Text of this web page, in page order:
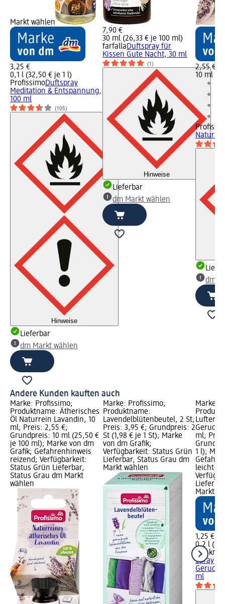
Markt wählen
3,25 €
0,1 l (32,50 € je 1 l)
ProfissimoDuftspray
Meditation & Entspannung,
100 ml
(105)
Hinweise
Lieferbar
dm Markt wählen
7,90 €
30 ml (26,33 € je 100 ml)
farfallaDuftspray für
Kissen Gute Nacht, 30 ml
(1)
Hinweise
Lieferbar
dm Markt wählen
2,55 €
10 ml
dm
Andere Kunden kauften auch
Marke: Profissimo;
Produktname: Ätherisches
Öl Naturrein Lavandin, 10
ml; Preis: 2,55 €;
Grundpreis: 10 ml (25,50 €
je 100 ml); Marke von dm
Grafik; Gefahrenhinweis
reizend; Verfügbarkeit:
Status Grün Lieferbar,
Status Grau dm Markt
wählen
Marke: Profissimo;
Produktname:
Lavendelblütenbeutel, 2 St;
Preis: 3,95 €; Grundpreis: 2
St (1,98 € je 1 St); Marke
von dm Grafik;
Verfügbarkeit: Status Grün
Lieferbar, Status Grau dm
Markt wählen
Marke:
ml;
1 l);
leicht-/
Markt
1,25 €
0,2 l
Denkmit
Spray
ml